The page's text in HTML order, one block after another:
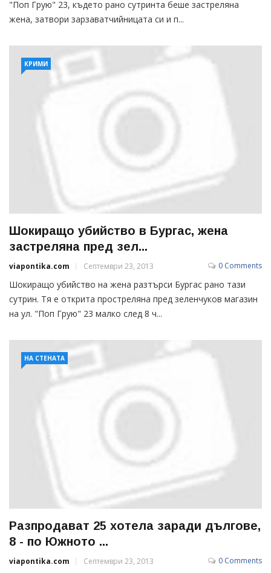
"Поп Грую" 23, където рано сутринта беше застреляна
жена, затвори зарзаватчийницата си и п...
КРИМИ
Шокиращо убийство в Бургас, жена
застреляна пред зел...
viapontika.com Септември 23, 2013 0 Comments
Шокиращо убийство на жена разтърси Бургас рано тази
сутрин. Тя е открита простреляна пред зеленчуков магазин
на ул. "Поп Грую" 23 малко след 8 ч...
НА СТЕНАТА
Разпродават 25 хотела заради дългове,
8 - по Южното ...
viapontika.com Септември 23, 2013 0 Comments